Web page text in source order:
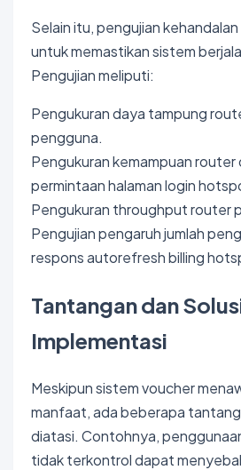
Selain itu, pengujian
untuk memastikan sistem
Pengujian meliputi:
Pengukuran daya tampung
pengguna.
Pengukuran kemampuan router
permintaan halaman login
Pengukuran throughput router
Pengujian pengaruh jumlah
respons autorefresh billing
Tantangan dan
Implementasi
Meskipun sistem voucher
manfaat, ada beberapa
diatasi. Contohnya,
tidak terkontrol dapat